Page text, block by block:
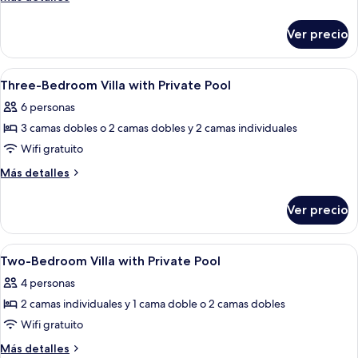
with
Private
Pool
Bedroom
Villa
with
Pool
Ver precio
Abrir
todas
las
fotos
de
Three-
with
Private
Pool
1
Three-Bedroom Villa with Private Pool
6 personas
3 camas dobles o 2 camas dobles y 2 camas individuales
Wifi gratuito
Más detalles
Más
Bedroom
Villa
with
Pool
Ver precio
Abrir
todas
las
fotos
de
Two-
2
Two-Bedroom Villa with Private Pool
4 personas
2 camas individuales y 1 cama doble o 2 camas dobles
Wifi gratuito
Más detalles
Más